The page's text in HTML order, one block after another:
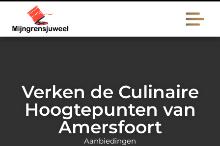
Verken de Culinaire
Hoogtepunten van
Amersfoort
Aanbiedingen